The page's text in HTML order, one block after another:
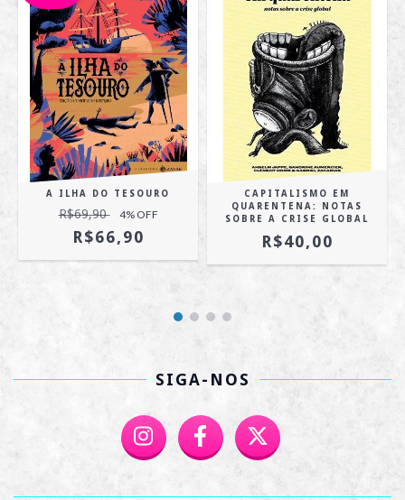
A ILHA DO TESOURO
R$69,90 4% OFF
R$66,90
CAPITALISMO EM
QUARENTENA: NOTAS
SOBRE A CRISE GLOBAL
R$40,00
SIGA-NOS